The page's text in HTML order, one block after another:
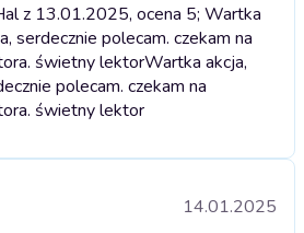
z 13.01.2025, ocena 5; Wartka
serdecznie polecam. czekam na
świetny lektorWartka akcja,
polecam. czekam na
świetny lektor
14.01.2025